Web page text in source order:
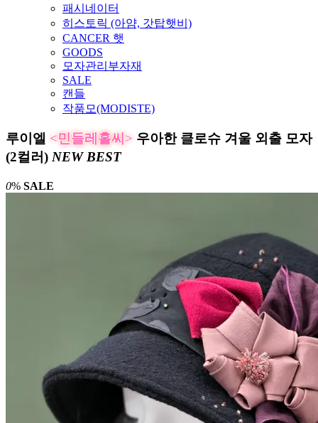
패시네이터
히스토릭 (아얌, 갓탑햇비)
CANCER 햇
GOODS
모자관리부자재
SALE
캔들
작품모(MODISTE)
루이엘 <민들레홀씨> 우아한 클로슈 겨울 외출 모자
(2컬러) NEW BEST
0% SALE